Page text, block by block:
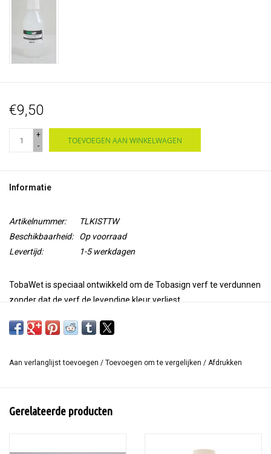
€9,50
+
-
TOEVOEGEN AAN WINKELWAGEN
Informatie
Artikelnummer:
TLKISTTW
Beschikbaarheid:
Op voorraad
Levertijd:
1-5 werkdagen
TobaWet is speciaal ontwikkeld om de Tobasign verf te verdunnen
zonder dat de verf de levendige kleur verliest.
Door het gebruik van TobaWet in combinatie met de Tobasign verf
maak je tinten. Door de toevoeging van TobaWet behoudt de verf
Aan verlanglijst toevoegen / Toevoegen om te vergelijken / Afdrukken
Gerelateerde producten